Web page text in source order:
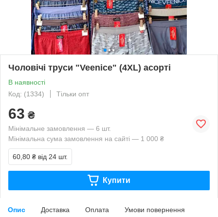
Чоловічі труси "Veenice" (4XL) асорті
В наявності
Код: (1334)
Тільки опт
63 ₴
Мінімальне замовлення — 6 шт.
Мінімальна сума замовлення на сайті — 1 000 ₴
60,80 ₴ від 24 шт.
Купити
Опис Доставка Оплата Умови повернення